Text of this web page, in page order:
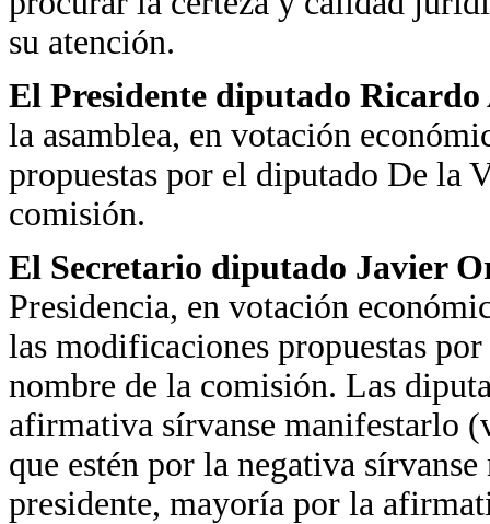
su atención.
El Presidente diputado
la asamblea, en votación
propuestas por el diputado De la
comisión.
El Secretario diputado Javier
Presidencia, en votación
las modificaciones propuestas
nombre de la comisión. Las
afirmativa sírvanse manifestarlo
que estén por la negativa
presidente, mayoría por la